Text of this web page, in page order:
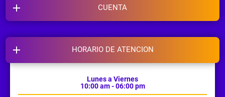
HORARIO DE ATENCION
Lunes a Viernes
10:00 am - 06:00 pm
CUENTA